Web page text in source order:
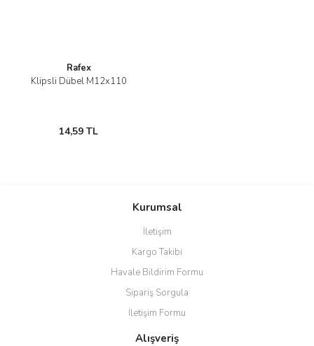
Rafex
Klipsli Dübel M12x110
14,59 TL
Kurumsal
İletişim
Kargo Takibi
Havale Bildirim Formu
Sipariş Sorgula
İletişim Formu
Alışveriş